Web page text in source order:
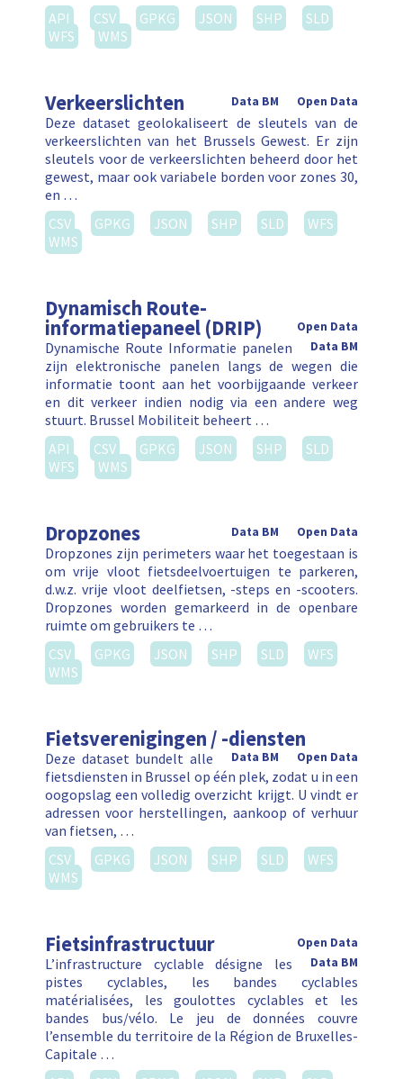
API
CSV GPKG JSON SHP
SLD
WFS
WMS
Verkeerslichten Open Data
Data BM
Deze dataset geolokaliseert de sleutels van de
verkeerslichten van het Brussels Gewest. Er zijn
sleutels voor de verkeerslichten beheerd door het
gewest, maar ook variabele borden voor zones 30,
en …
CSV
GPKG JSON SHP SLD
WFS
WMS
Dynamisch Route-
informatiepaneel (DRIP)
Open Data
Data BM
Dynamische Route Informatie panelen
zijn elektronische panelen langs de wegen die
informatie toont aan het voorbijgaande verkeer
en dit verkeer indien nodig via een andere weg
stuurt. Brussel Mobiliteit beheert …
API
CSV GPKG JSON SHP
SLD
WFS
WMS
Dropzones Open Data
Data BM
Dropzones zijn perimeters waar het toegestaan is
om vrije vloot fietsdeelvoertuigen te parkeren,
d.w.z. vrije vloot deelfietsen, -steps en -scooters.
Dropzones worden gemarkeerd in de openbare
ruimte om gebruikers te …
CSV
GPKG JSON SHP SLD
WFS
WMS
Fietsverenigingen / -diensten
Open Data
Data BM
Deze dataset bundelt alle
fietsdiensten in Brussel op één plek, zodat u in een
oogopslag een volledig overzicht krijgt. U vindt er
adressen voor herstellingen, aankoop of verhuur
van fietsen, …
CSV
GPKG JSON SHP SLD
WFS
WMS
Fietsinfrastructuur
Open Data
Data BM
L’infrastructure cyclable désigne les
pistes cyclables, les bandes cyclables
matérialisées, les goulottes cyclables et les
bandes bus/vélo. Le jeu de données couvre
l’ensemble du territoire de la Région de Bruxelles-
Capitale …